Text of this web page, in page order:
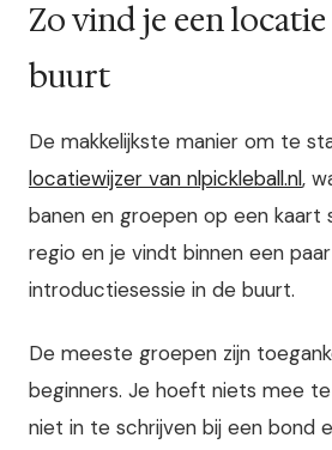
Zo vind je een
buurt
De makkelijkste manier om te
locatiewijzer van nlpickleball.nl,
banen en groepen op een kaart
regio en je vindt binnen een
introductiesessie in de buurt.
De meeste groepen zijn
beginners. Je hoeft niets mee
niet in te schrijven bij een bond